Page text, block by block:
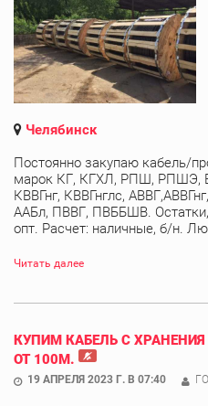
Челябинск
Постоянно закупаю кабель/
марок КГ, КГХЛ, РПШ, РПШЭ,
КВВГнг, КВВГнглс,
ААБл, ПВВГ, ПВББШВ.
опт. Расчет: наличные, б/н.
Читать далее
КУПИМ КАБЕЛЬ С
ОТ 100М.
19 АПРЕЛЯ 2023 Г. В 07:40